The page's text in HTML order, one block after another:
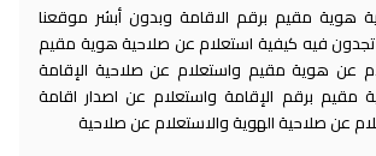
هوية مقيم برقم الاقامة وبدون أبشر موقعنا
فيه كيفية استعلام عن صلاحية هوية مقيم
عن هوية مقيم واستعلام عن صلاحية الإقامة
مقيم برقم الإقامة واستعلام عن اصدار اقامة
عن صلاحية الهوية والاستعلام عن صلاحية